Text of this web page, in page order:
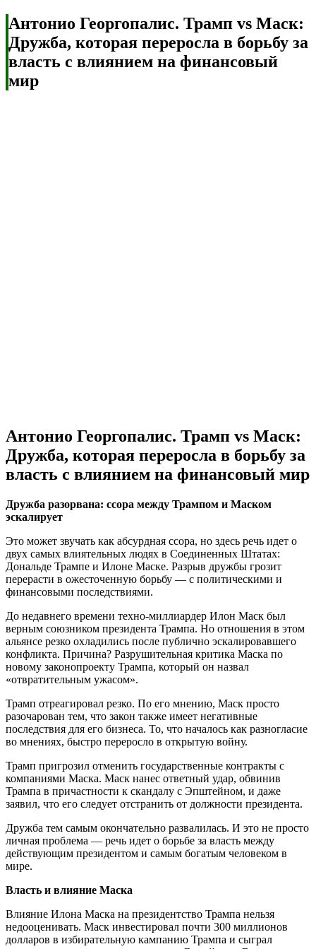
Антонио Георгопалис. Трамп vs Маск:
Дружба, которая переросла в борьбу за
власть с влиянием на финансовый
мир
Антонио Георгопалис. Трамп vs Маск:
Дружба, которая переросла в борьбу за
власть с влиянием на финансовый мир
Дружба разорвана: ссора между Трампом и Маском
эскалирует
Это может звучать как абсурдная ссора, но здесь речь идет о
двух самых влиятельных людях в Соединенных Штатах:
Дональде Трампе и Илоне Маске. Разрыв дружбы грозит
перерасти в ожесточенную борьбу — с политическими и
финансовыми последствиями.
До недавнего времени техно-миллиардер Илон Маск был
верным союзником президента Трампа. Но отношения в этом
альянсе резко охладились после публично эскалировавшего
конфликта. Причина? Разрушительная критика Маска по
новому законопроекту Трампа, который он назвал
«отвратительным ужасом».
Трамп отреагировал резко. По его мнению, Маск просто
разочарован тем, что закон также имеет негативные
последствия для его бизнеса. То, что началось как разногласие
во мнениях, быстро переросло в открытую войну.
Трамп пригрозил отменить государственные контракты с
компаниями Маска. Маск нанес ответный удар, обвинив
Трампа в причастности к скандалу с Эпштейном, и даже
заявил, что его следует отстранить от должности президента.
Дружба тем самым окончательно развалилась. И это не просто
личная проблема — речь идет о борьбе за власть между
действующим президентом и самым богатым человеком в
мире.
Власть и влияние Маска
Влияние Илона Маска на президентство Трампа нельзя
недооценивать. Маск инвестировал почти 300 миллионов
долларов в избирательную кампанию Трампа и сыграл